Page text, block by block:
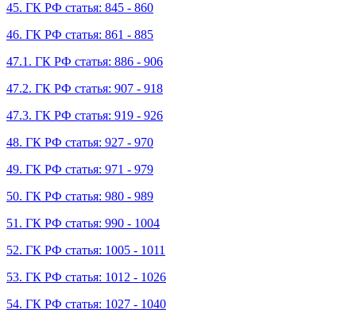
45. ГК РФ статья: 845 - 860
46. ГК РФ статья: 861 - 885
47.1. ГК РФ статья: 886 - 906
47.2. ГК РФ статья: 907 - 918
47.3. ГК РФ статья: 919 - 926
48. ГК РФ статья: 927 - 970
49. ГК РФ статья: 971 - 979
50. ГК РФ статья: 980 - 989
51. ГК РФ статья: 990 - 1004
52. ГК РФ статья: 1005 - 1011
53. ГК РФ статья: 1012 - 1026
54. ГК РФ статья: 1027 - 1040